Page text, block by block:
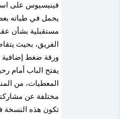
فينيسيوس على
يحمل في طياته
مستقبلية بشأن
يفتح الباب أمام
المعطيات، من
تكون هذه النسخة